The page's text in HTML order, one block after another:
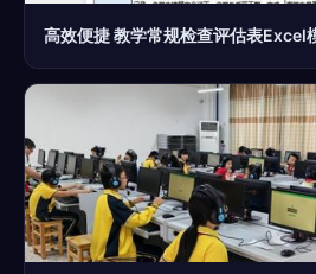
高效便捷 教学常规检查评估表Excel